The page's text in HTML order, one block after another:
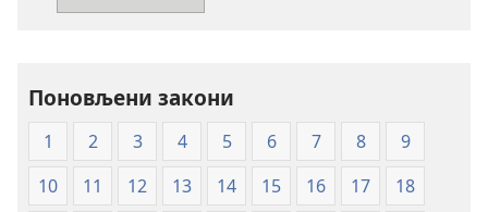
Нови
свет
(меки
повез)
Поновљени закони
1 2 3 4 5 6 7 8
9
10
11 12 13 14 15 16 17
18